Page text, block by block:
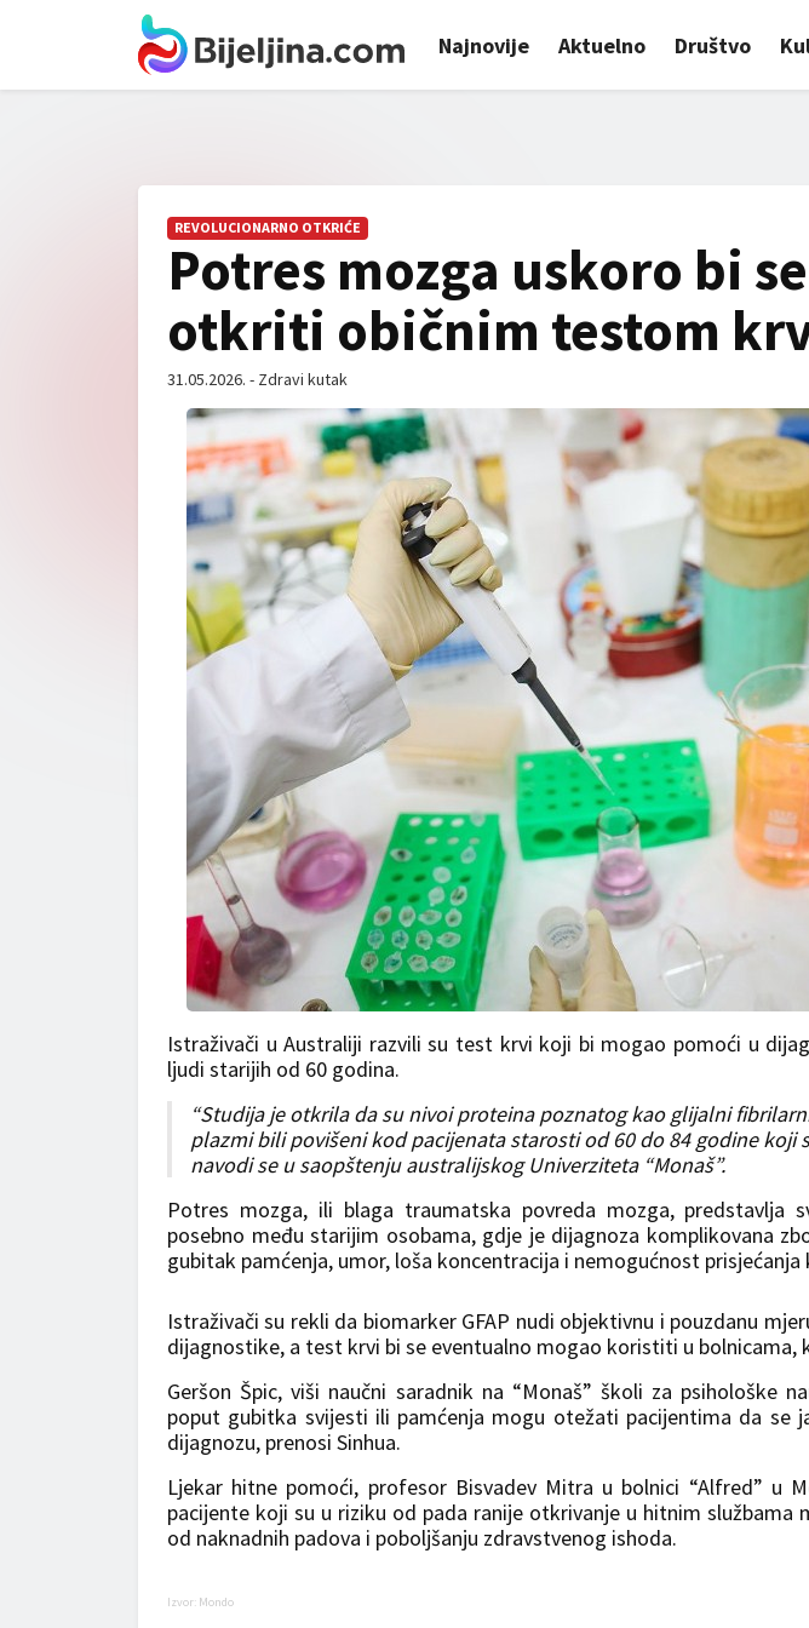
Najnovije Aktuelno Društvo
REVOLUCIONARNO OTKRIĆE
Potres mozga uskoro bi
otkriti običnim testom
31.05.2026. - Zdravi kutak
Istraživači u Australiji razvili su test krvi koji bi mogao pomoći u
ljudi starijih od 60 godina.
“Studija je otkrila da su nivoi proteina poznatog kao glijalni
plazmi bili povišeni kod pacijenata starosti od 60 do 84 godine koji
navodi se u saopštenju australijskog Univerziteta “Monaš”.
Potres mozga, ili blaga traumatska povreda mozga, predstavlja
posebno među starijim osobama, gdje je dijagnoza komplikovana
gubitak pamćenja, umor, loša koncentracija i nemogućnost prisjećanja
Istraživači su rekli da biomarker GFAP nudi objektivnu i pouzdanu
dijagnostike, a test krvi bi se eventualno mogao koristiti u bolnicama,
Geršon Špic, viši naučni saradnik na “Monaš” školi za psihološke
poput gubitka svijesti ili pamćenja mogu otežati pacijentima da se
dijagnozu, prenosi Sinhua.
Ljekar hitne pomoći, profesor Bisvadev Mitra u bolnici “Alfred” u
pacijente koji su u riziku od pada ranije otkrivanje u hitnim službama
od naknadnih padova i poboljšanju zdravstvenog ishoda.
Izvor: Mondo